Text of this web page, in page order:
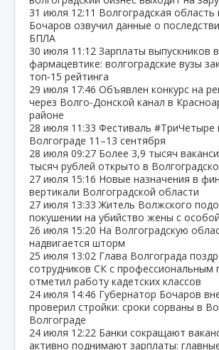
31 июля 12:11 Волгоградская
Бочаров озвучил данные о
БПЛА
30 июля 11:12 Зарплаты выпускников
фармацевтике: волгоградские вузы
топ‑15 рейтинга
29 июля 17:46 Объявлен конкурс на
через Волго‑Донской канал в
районе
28 июля 11:33 Фестиваль #ТриЧетыре
Волгограде 11–13 сентября
28 июля 09:27 Более 3,9 тысяч
тысяч рублей открыто в
27 июля 15:16 Новые назначения в
вертикали Волгоградской области
27 июля 13:33 Житель Волжского
покушении на убийство жены с
26 июля 15:20 На Волгоградскую
надвигается шторм
25 июля 13:02 Глава Волгограда
сотрудников СК с профессиональным
отметил работу кадетских классов
24 июля 14:46 Губернатор Бочаров
проверил стройки: сроки сорваны в
Волгограде
24 июля 12:22 Банки сокращают
активно поднимают зарплаты: